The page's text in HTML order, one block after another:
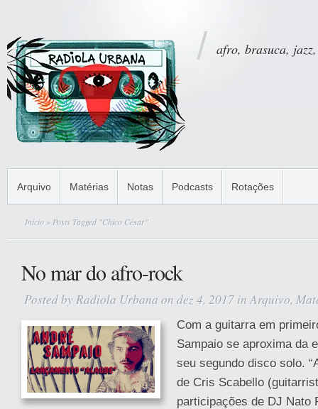
afro, brasuca,
Arquivo Matérias Notas Podcasts Rotações
Início » Posts Tagged "Chico César"
No mar do afro-rock
Posted by Radiola Urbana on dez 4, 2017 inArquivo,
Com a guitarra em
Sampaio se aproxima da
seu segundo disco solo.
de Cris Scabello
participações de DJ Nato